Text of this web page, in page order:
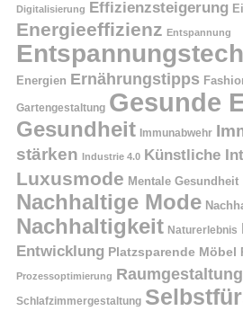
Digitalisierung Effizienzsteigerung
Energieeffizienz Entspannung
Energien Ernährungstipps
Gartengestaltung Gesunde
Gesundheit Immunabwehr
stärken Industrie 4.0 Künstliche
Luxusmode Mentale Gesundheit
Nachhaltige Mode
Nachhaltigkeit Naturerlebnis
Entwicklung Platzsparende Möbel
Prozessoptimierung Raumgestaltung
Schlafzimmergestaltung